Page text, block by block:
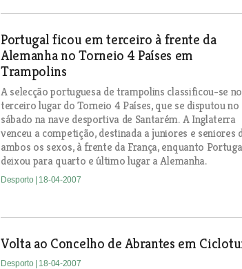
Portugal ficou em terceiro à frente da
Alemanha no Torneio 4 Países em
Trampolins
A selecção portuguesa de trampolins classificou-se no
terceiro lugar do Torneio 4 Países, que se disputou no
sábado na nave desportiva de Santarém. A Inglaterra
venceu a competição, destinada a juniores e seniores
ambos os sexos, à frente da França, enquanto
deixou para quarto e último lugar a Alemanha.
Desporto | 18-04-2007
Volta ao Concelho de Abrantes em
Desporto | 18-04-2007